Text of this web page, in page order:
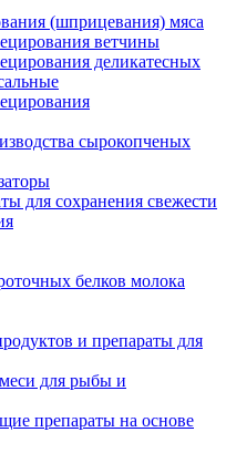
(шприцевания) мяса
ветчины
деликатесных
сырокопченых
для сохранения свежести
белков молока
и препараты для
для рыбы и
препараты на основе